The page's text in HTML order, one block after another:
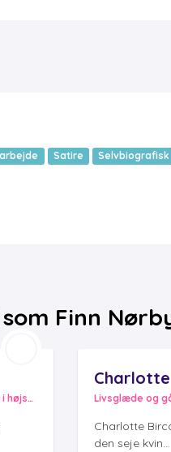
Satire Selvbiografisk
Finn
Formidling og kommunikation i højsædet Livsglæde og
Charlotte
den seje kvin...